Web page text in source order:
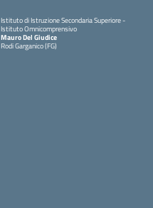
Istituto di Istruzione Secondaria Superiore -
Istituto Omnicomprensivo
Mauro Del Giudice
Rodi Garganico (FG)
— Visita la pagina iniziale della scuola